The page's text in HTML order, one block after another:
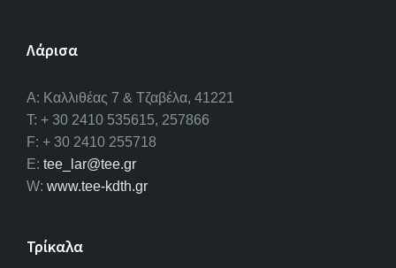
Λάρισα
A: Καλλιθέας 7 & Τζαβέλα, 41221
T: + 30 2410 535615, 257866
F: + 30 2410 255718
E: tee_lar@tee.gr
W: www.tee-kdth.gr
Τρίκαλα